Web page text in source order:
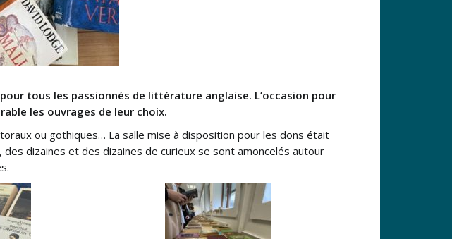
tous les passionnés de littérature anglaise. L’occasion pour
les ouvrages de leur choix.
ou gothiques… La salle mise à disposition pour les dons était
dizaines et des dizaines de curieux se sont amoncelés autour